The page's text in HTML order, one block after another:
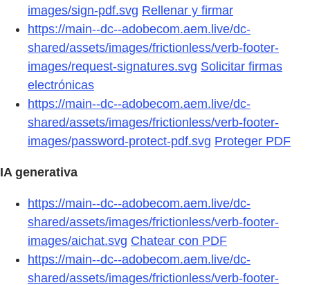
images/sign-pdf.svg Rellenar y firmar
https://main--dc--adobecom.aem.live/dc-
shared/assets/images/frictionless/verb-footer-
images/request-signatures.svg Solicitar firmas
electrónicas
https://main--dc--adobecom.aem.live/dc-
shared/assets/images/frictionless/verb-footer-
images/password-protect-pdf.svg Proteger PDF
IA generativa
https://main--dc--adobecom.aem.live/dc-
shared/assets/images/frictionless/verb-footer-
images/aichat.svg Chatear con PDF
https://main--dc--adobecom.aem.live/dc-
shared/assets/images/frictionless/verb-footer-